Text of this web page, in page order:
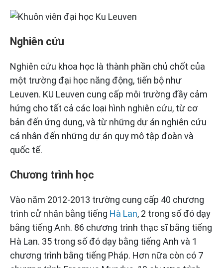
Nghiên cứu
Nghiên cứu khoa học là thành phần chủ chốt của
một trường đại học năng động, tiến bộ như
Leuven. KU Leuven cung cấp môi trường đầy cảm
hứng cho tất cả các loại hình nghiên cứu, từ cơ
bản đến ứng dụng, và từ những dự án nghiên cứu
cá nhân đến những dự án quy mô tập đoàn và
quốc tế.
Chương trình học
Vào năm 2012-2013 trường cung cấp 40 chương
trình cử nhân bằng tiếng Hà Lan, 2 trong số đó dạy
bằng tiếng Anh. 86 chương trình thạc sĩ bằng tiếng
Hà Lan. 35 trong số đó dạy bằng tiếng Anh và 1
chương trình bằng tiếng Pháp. Hơn nữa còn có 7